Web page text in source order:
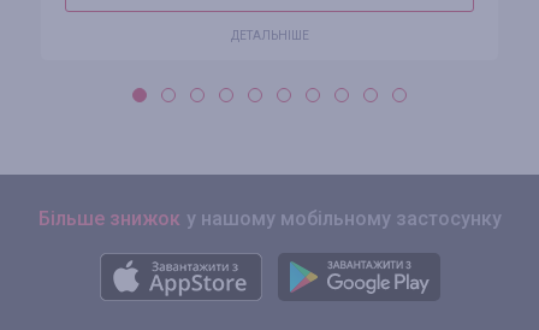
ДЕТАЛЬНІШЕ
Більше знижок у нашому мобільному застосунку